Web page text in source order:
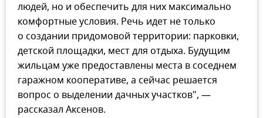
людей, но и обеспечить для них максимально
комфортные условия. Речь идет не только
о создании придомовой территории: парковки,
детской площадки, мест для отдыха. Будущим
жильцам уже предоставлены места в соседнем
гаражном кооперативе, а сейчас решается
вопрос о выделении дачных участков", —
рассказал Аксенов.